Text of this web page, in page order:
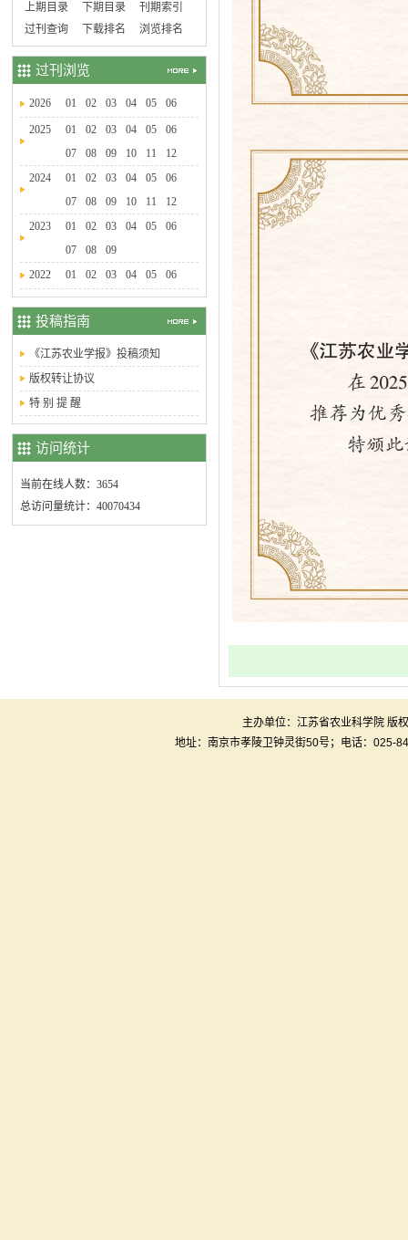
上期目录 下期目录
刊期索引
过刊查询
下载排名 浏览排名
过刊浏览
2026 01 02 03 04 05 06
2025 01 02 03 04 05
06
07
08 09 10 11
12
2024
01 02 03 04 05
06
07
08 09 10 11
12
2023
01 02 03 04 05
06
07
08
09
2022
01 02 03 04 05 06
投稿指南
《江苏农业学报》投稿须知
版权转让协议
特 别 提 醒
访问统计
当前在线人数：3654
总访问量统计：40070434
主办单位：江苏省农业科学院 版
地址：南京市孝陵卫钟灵街50号；电话：025-